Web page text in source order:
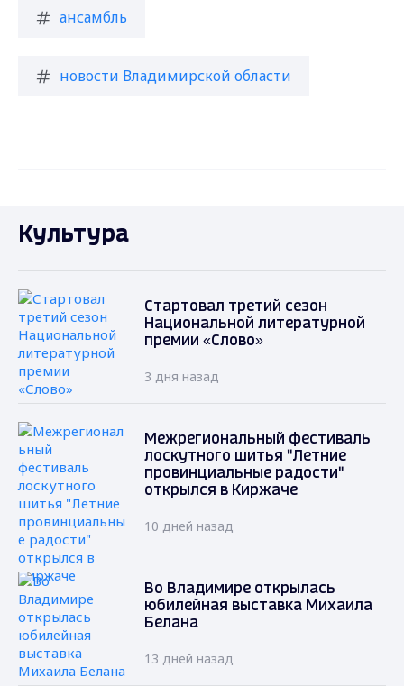
ансамбль
новости Владимирской области
Культура
Стартовал третий сезон
Национальной литературной
премии «Слово»
3 дня назад
Межрегиональный фестиваль
лоскутного шитья "Летние
провинциальные радости"
открылся в Киржаче
10 дней назад
Во Владимире открылась
юбилейная выставка Михаила
Белана
13 дней назад